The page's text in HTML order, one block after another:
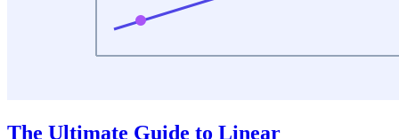
The Ultimate Guide to Linear